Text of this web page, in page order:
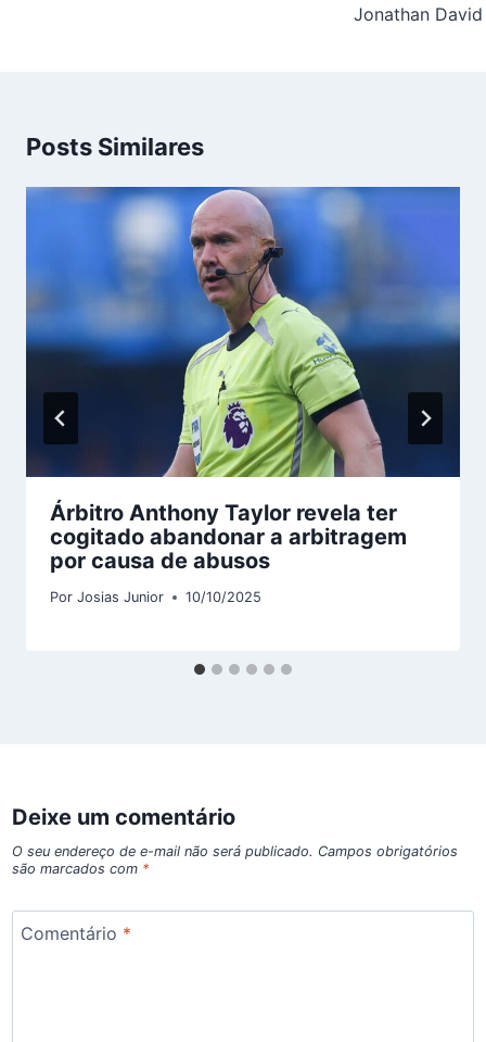
Jonathan David
Posts Similares
Árbitro Anthony Taylor revela ter
cogitado abandonar a arbitragem
por causa de abusos
Por Josias Junior 10/10/2025
Deixe um comentário
O seu endereço de e-mail não será publicado. Campos obrigatórios
são marcados com *
Comentário *